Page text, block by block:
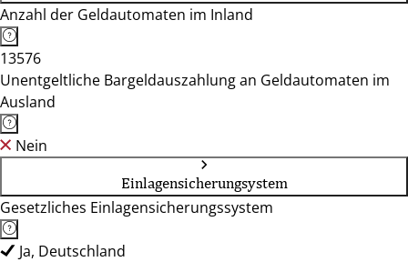
Anzahl der Geldautomaten im Inland
13576
Unentgeltliche Bargeldauszahlung an Geldautomaten im
Ausland
Nein
Einlagensicherungsystem
Gesetzliches Einlagensicherungssystem
Ja, Deutschland